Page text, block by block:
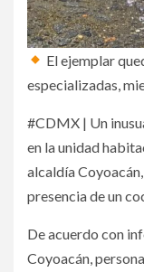
El ejemplar
especializadas,
#CDMX | Un
en la unidad
alcaldía
presencia de un
De acuerdo con
Coyoacán,